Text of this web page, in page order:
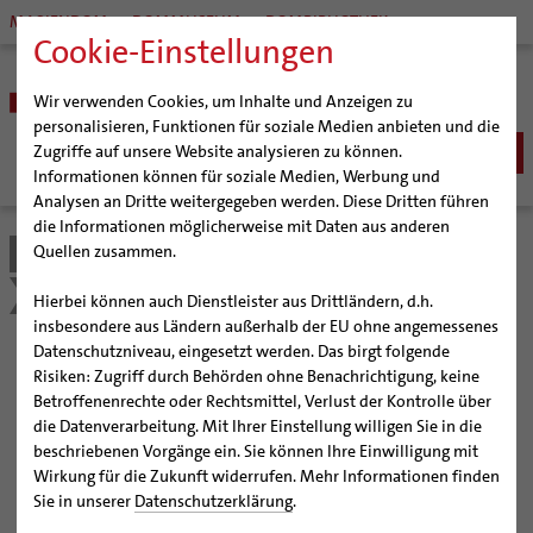
Cookie-Einstellungen
Wir verwenden Cookies, um Inhalte und Anzeigen zu
personalisieren, Funktionen für soziale Medien anbieten und die
Zugriffe auf unsere Website analysieren zu können.
Informationen können für soziale Medien, Werbung und
Analysen an Dritte weitergegeben werden. Diese Dritten führen
die Informationen möglicherweise mit Daten aus anderen
Quellen zusammen.
Hierbei können auch Dienstleister aus Drittländern, d.h.
insbesondere aus Ländern außerhalb der EU ohne angemessenes
Datenschutzniveau, eingesetzt werden. Das birgt folgende
Risiken: Zugriff durch Behörden ohne Benachrichtigung, keine
Betroffenenrechte oder Rechtsmittel, Verlust der Kontrolle über
die Datenverarbeitung. Mit Ihrer Einstellung willigen Sie in die
beschriebenen Vorgänge ein. Sie können Ihre Einwilligung mit
Wirkung für die Zukunft widerrufen. Mehr Informationen finden
Sie in unserer Datenschutzerklärung.
MARIENDOM DOMMUSEUM DOMBIBLIOTHEK
BISTUM
Bischöfe
Weihbischof Dr. Martin Marahrens
Bischof em. Norbert Trelle
Weihbischof em. Bongartz
Weihbischof em. Schwerdtfeger
Weihbischof em. Koitz
Bischof em. Dr. Wüstenberg
Generalvikariat
Gremien
Diözesangericht
Gemeindegremien
Pfarrgemeinden
Hildesheimer Dom
Virtueller Rundgang durch den Dom
Tausendjähriger Rosenstock
Die Hildesheimer Dommusik
Wallfahrten | Pilgern
Termine Wallfahrten und Pilgern
Jakobswege im Bistum Hildesheim
Veranstaltungen
Strategieprozess
Jugend
SEELSORGE
Katholisch werden
Wiedereintritt
Erwachsenenkatechumenat
Glaube leben
Glaubensveranstaltungen
Taufe
Fragen zur Taufe
Erwachsenentaufe
Taufsymbole
Erstkommunion
Firmung
Hochzeit
Katholisch heiraten
Lebensende
BERATUNG & HILFE
Ehe-, Familien-, und Lebensberatung (EFL)
Schwangerenberatung
Beratungsstellen
Prävention und Hilfe bei sexualisierter Gewalt
Schuldnerberatung
Beratungsstellen
Caritas
Bischöfliche Stiftung Gemeinsam für das Leben
BILDUNG & KULTUR
Schulen | Hochschulen
Katholische Schulen im Bistum
Veranstaltungen
Schulpastoral
Bistum Hildesheim
Veranstaltungen
Veranstaltungen für Lehrkräfte
Veranstaltungen für
Lehrkräfte
an Schulen des Bistums Hildesheim und der Stiftung
Katholische Schule in der Diözese Hildesheim